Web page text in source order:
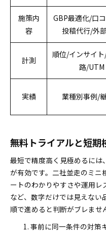
施策内
容
GBP最適化/口
投稿代行/外
計測
順位/インサイ
路/UTM
実績 業種別事例/
無料トライアルと短期
最短で精度高く見極めるには、
が有効です。二社並走のミニ
ートのわかりやすさや運用
など、数字だけでは見えない
順で進めると判断がブレませ
事前に同一条件の対策